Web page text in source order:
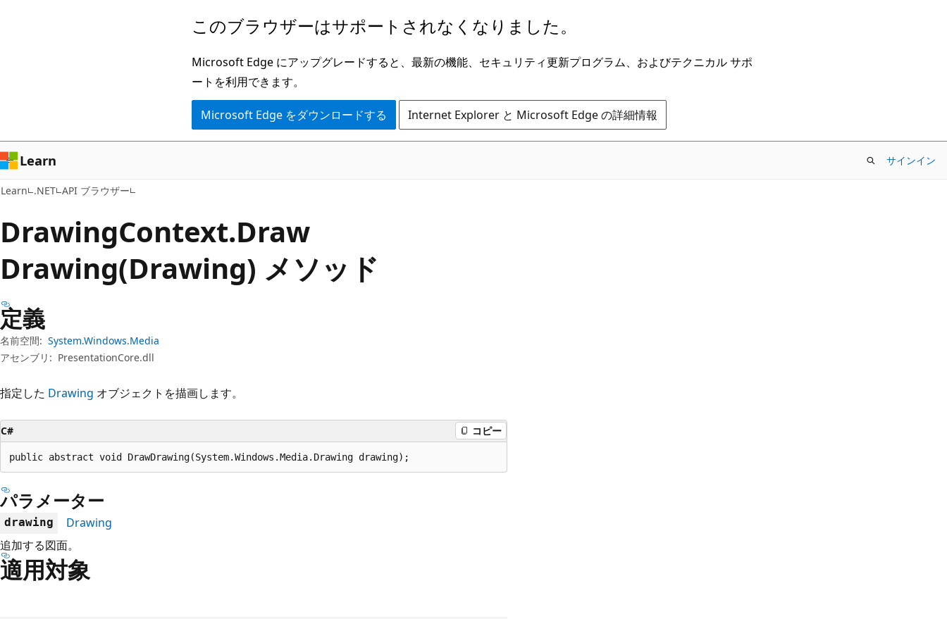
ン
ツ
に
ス
ッ
プ
ゲ
ー
シ
ョ
に
ス
キ
プ
このブラウザーはサポートされなくなりました。
Microsoft Edge にアップグレードすると、最新の機能、セキュリティ更新プログラム、およびテクニカル サポ
ートを利用できます。
Microsoft Edge をダウンロードする Internet Explorer と Microsoft Edge の詳細情報
Learn サインイン
Learn .NET API ブラウザー
DrawingContext.Draw
Drawing(Drawing) メソッド
定義
名前空間: System.Windows.Media
アセンブリ: PresentationCore.dll
指定した Drawing オブジェクトを描画します。
C# コピー
public abstract void DrawDrawing(System.Windows.Media.Drawing drawing);
パラメーター
drawing
Drawing
追加する図面。
適用対象
み